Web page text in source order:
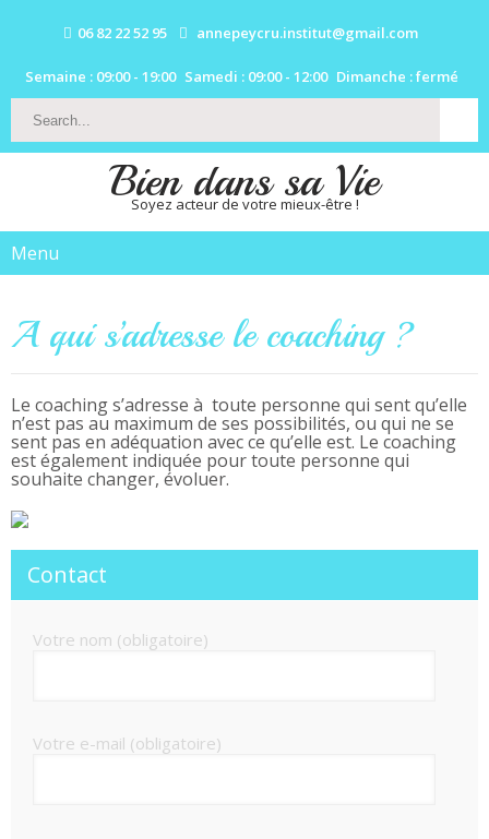
06 82 22 52 95 annepeycru.institut@gmail.com
Semaine : 09:00 - 19:00 Samedi : 09:00 - 12:00 Dimanche : fermé
Bien dans sa Vie
Soyez acteur de votre mieux-être !
Menu
A qui s’adresse le coaching ?
Le coaching s’adresse à toute personne qui sent qu’elle
n’est pas au maximum de ses possibilités, ou qui ne se
sent pas en adéquation avec ce qu’elle est. Le coaching
est également indiquée pour toute personne qui
souhaite changer, évoluer.
Contact
Votre nom (obligatoire)
Votre e-mail (obligatoire)